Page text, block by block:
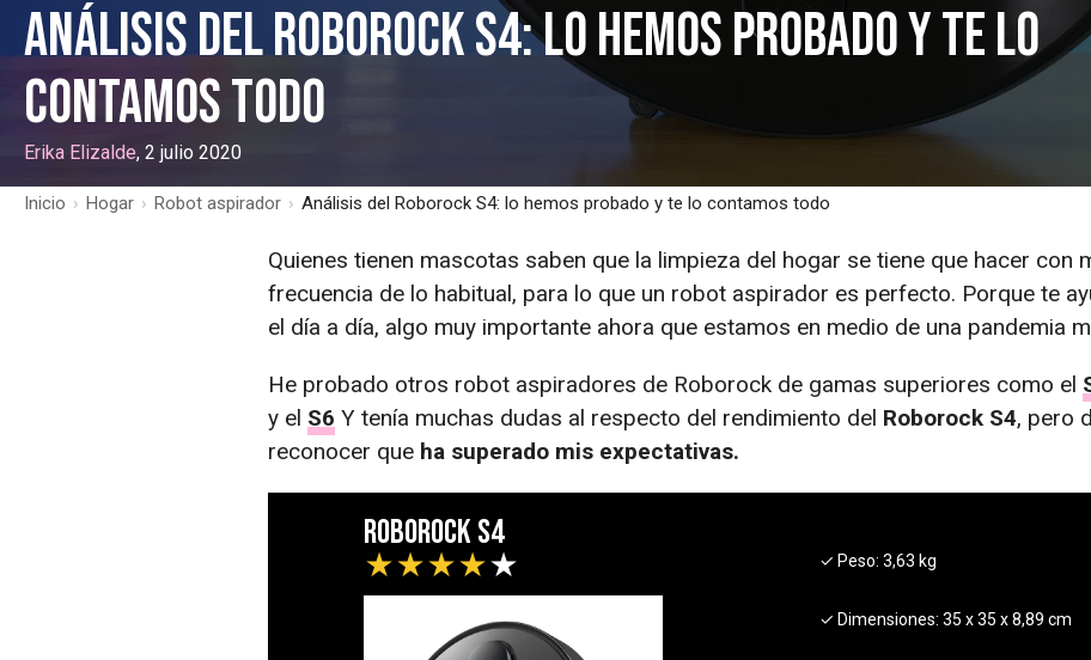
Análisis del Roborock S4: lo hemos probado y te lo
contamos todo
Erika Elizalde, 2 julio 2020
Inicio › Hogar › Robot aspirador › Análisis del Roborock S4: lo hemos probado y te lo contamos todo
Quienes tienen mascotas saben que la limpieza del hogar se tiene que hacer con
frecuencia de lo habitual, para lo que un robot aspirador es perfecto. Porque te
el día a día, algo muy importante ahora que estamos en medio de una pandemia
He probado otros robot aspiradores de Roborock de gamas superiores como el
y el S6 Y tenía muchas dudas al respecto del rendimiento del Roborock S4, pero
reconocer que ha superado mis expectativas.
Roborock S4
★★★★★ ✓ Peso: 3,63 kg
✓ Dimensiones: 35 x 35 x 8,89 cm